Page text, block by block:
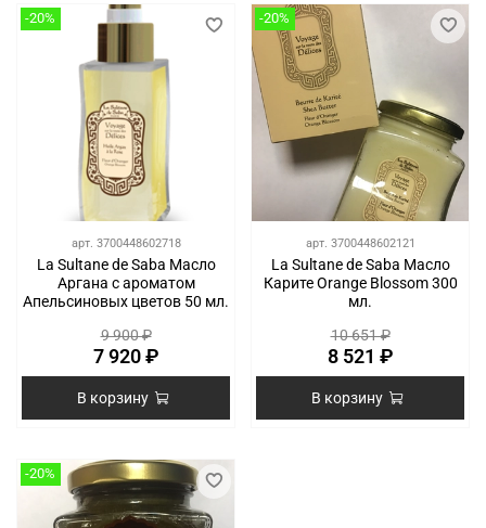
-20%
арт. 3700448602718
La Sultane de Saba Масло
Аргана с ароматом
Апельсиновых цветов 50 мл.
9 900 ₽
7 920 ₽
В корзину
-20%
арт. 3700448602121
La Sultane de Saba Масло
Карите Orange Blossom 300
мл.
10 651 ₽
8 521 ₽
В корзину
-20%